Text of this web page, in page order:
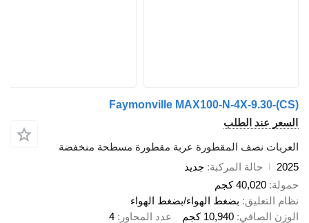
Faymonville MAX100-N-4X-9.30-(CS)
السعر عند الطلب
العربات نصف المقطورة عربة مقطورة مسطحة منخفضة
2025
حالة المركبة جديد
حمولة 40,020 كجم
نظام التعليق بضغط الهواء/بضغط الهواء
الوزن الصافي 10,940 كجم عدد المحاور 4